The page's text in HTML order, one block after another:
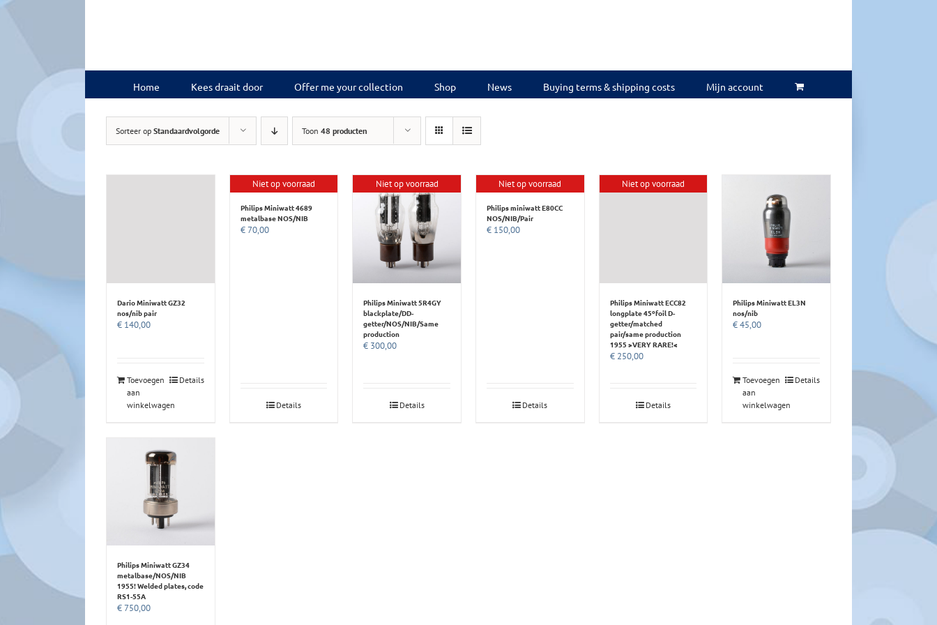
Ga
Home Kees draait door Offer me your collection Shop News Buying terms & shipping costs Mijn account
Sorteer op Standaardvolgorde Toon 48 producten
Dario Miniwatt GZ32
nos/nib pair
€ 140,00
Toevoegen
aan
winkelwagen
Details
Niet op voorraad
Philips Miniwatt 4689
metalbase NOS/NIB
€70,00
Details
Niet op voorraad
Philips Miniwatt 5R4GY
blackplate/DD-
getter/NOS/NIB/Same
production
€ 300,00
Details
Niet op voorraad
Philips miniwatt E80CC
NOS/NIB/Pair
€150,00
Details
Niet op voorraad
Philips Miniwatt ECC82
longplate 45ºfoil D-
getter/matched
pair/same production
1955 >VERY RARE!<
€250,00
Details
Philips Miniwatt EL3N
nos/nib
€45,00
Toevoegen
aan
winkelwagen
Details
Philips Miniwatt GZ34
metalbase/NOS/NIB
1955! Welded plates, code
RS1-55A
€750,00